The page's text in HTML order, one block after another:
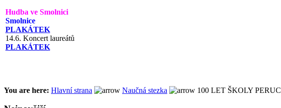
Hudba ve Smolnici
Smolnice
PLAKÁTEK
14.6. Koncert laureátů
PLAKÁTEK
You are here: Hlavní strana Naučná stezka 100 LET ŠKOLY PERUC